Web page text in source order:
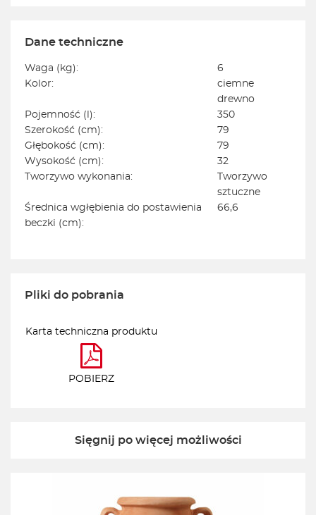
Dane techniczne
Waga (kg):
6
Kolor:
ciemne
drewno
Pojemność (l):
350
Szerokość (cm):
79
Głębokość (cm):
79
Wysokość (cm):
32
Tworzywo wykonania:
Tworzywo
sztuczne
Średnica wgłębienia do postawienia
beczki (cm):
66,6
Pliki do pobrania
Karta techniczna produktu
POBIERZ
Sięgnij po więcej możliwości